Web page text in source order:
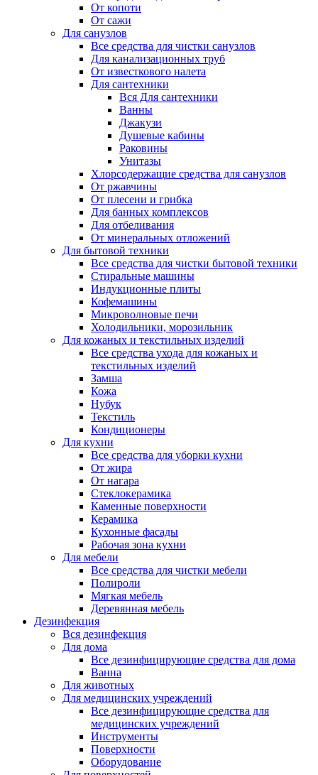
От копоти
От сажи
Для санузлов
Все средства для чистки санузлов
Для канализационных труб
От известкового налета
Для сантехники
Вся Для сантехники
Ванны
Джакузи
Душевые кабины
Раковины
Унитазы
Хлорсодержащие средства для санузлов
От ржавчины
От плесени и грибка
Для банных комплексов
Для отбеливания
От минеральных отложений
Для бытовой техники
Все средства для чистки бытовой техники
Стиральные машины
Индукционные плиты
Кофемашины
Микроволновые печи
Холодильники, морозильник
Для кожаных и текстильных изделий
Все средства ухода для кожаных и
текстильных изделий
Замша
Кожа
Нубук
Текстиль
Кондиционеры
Для кухни
Все средства для уборки кухни
От жира
От нагара
Стеклокерамика
Каменные поверхности
Керамика
Кухонные фасады
Рабочая зона кухни
Для мебели
Все средства для чистки мебели
Полироли
Мягкая мебель
Деревянная мебель
Дезинфекция
Вся дезинфекция
Для дома
Все дезинфицирующие средства для дома
Ванна
Для животных
Для медицинских учреждений
Все дезинфицирующие средства для
медицинских учреждений
Инструменты
Поверхности
Оборудование